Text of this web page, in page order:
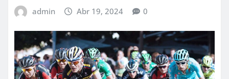
admin Abr 19, 2024 0